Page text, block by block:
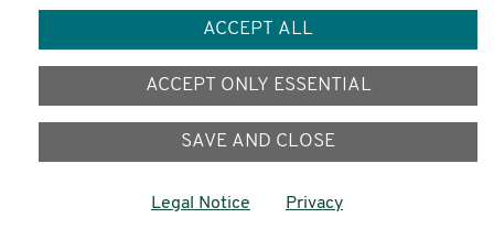
ACCEPT ALL
ACCEPT ONLY ESSENTIAL
SAVE AND CLOSE
Legal Notice Privacy